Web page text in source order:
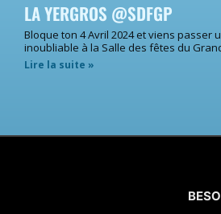
LA YERGROS @SDFGP
Bloque ton 4 Avril 2024 et viens passer
inoubliable à la Salle des fêtes du
Lire la suite »